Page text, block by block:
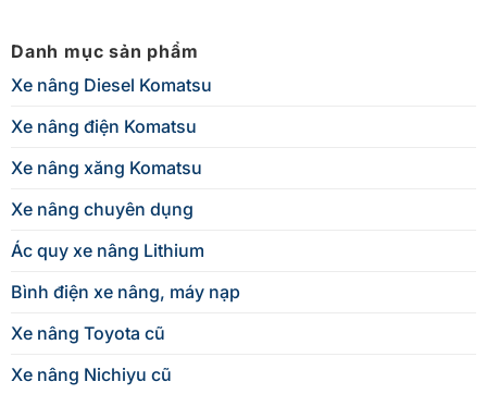
Danh mục sản phẩm
Xe nâng Diesel Komatsu
Xe nâng điện Komatsu
Xe nâng xăng Komatsu
Xe nâng chuyên dụng
Ác quy xe nâng Lithium
Bình điện xe nâng, máy nạp
Xe nâng Toyota cũ
Xe nâng Nichiyu cũ